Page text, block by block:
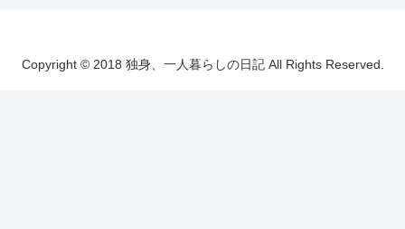
Copyright © 2018 独身、一人暮らしの日記 All Rights Reserved.